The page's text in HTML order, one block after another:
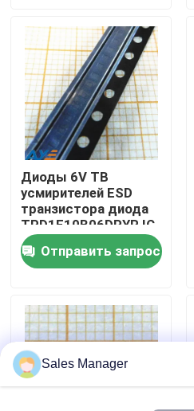
Видео
О нас
Путешествие фабрики
Проверка качества
Свяжитесь мы
Спросите цитату
IC электронные
Диоды 6V ТВ
усмирителей ESD
транзистора диода
TPD1E10B06DPYR IC
Отправить запрос
Sales Manager